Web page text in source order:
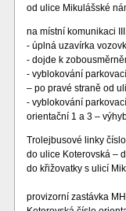
od ulice Mikulášské
na místní komunikaci
- úplná uzavírka
- dojde k
- vyblokování
– po pravé straně od
- vyblokování
orientační 1 a 3 –
Trolejbusové linky
do ulice Koterovská –
do křižovatky s ulicí
provizorní zastávka